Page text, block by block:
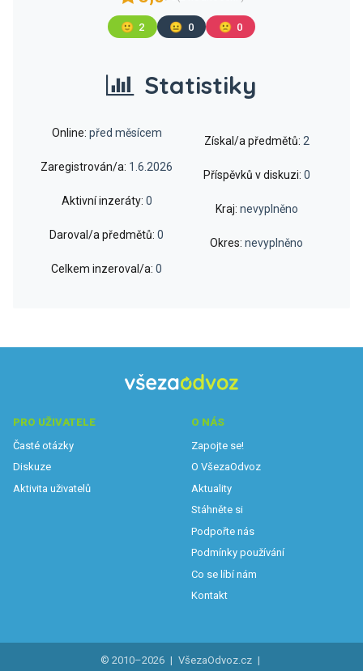
🙂 2 😐 0 🙁 0
Statistiky
Online: před měsícem
Zaregistrován/a: 1.6.2026
Aktivní inzeráty: 0
Daroval/a předmětů: 0
Celkem inzeroval/a: 0
Získal/a předmětů: 2
Příspěvků v diskuzi: 0
Kraj: nevyplněno
Okres: nevyplněno
PRO UŽIVATELE
Časté otázky
Diskuze
Aktivita uživatelů
O NÁS
Zapojte se!
O VšezaOdvoz
Aktuality
Stáhněte si
Podpořte nás
Podmínky používání
Co se líbí nám
Kontakt
© 2010–2026 | VšezaOdvoz.cz |